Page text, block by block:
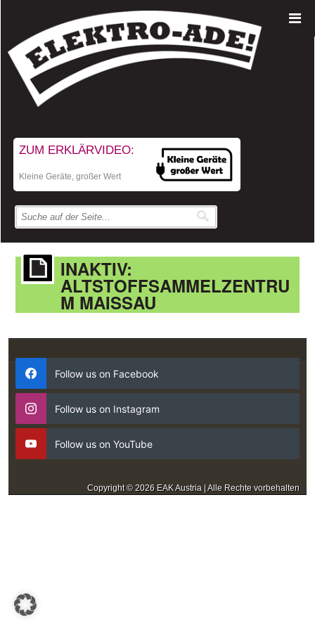
ZUM ERKLÄRVIDEO:
Kleine Geräte, großer Wert
INAKTIV:
ALTSTOFFSAMMELZENTRU
M MAISSAU
Follow us on Facebook
Follow us on Instagram
Follow us on YouTube
Copyright © 2026 EAK Austria | Alle Rechte vorbehalten